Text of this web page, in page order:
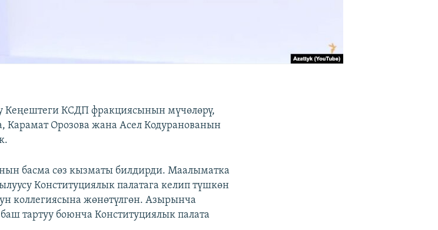
Кеңештеги КСДП фракциясынын мүчөлөрү,
Карамат Орозова жана Асел Кодуранованын
басма сөз кызматы билдирди. Маалыматка
Конституциялык палатага келип түшкөн
коллегиясына жөнөтүлгөн. Азырынча
тартуу боюнча Конституциялык палата